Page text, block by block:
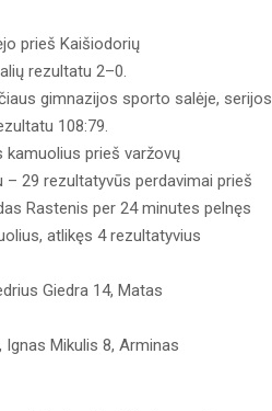
prieš Kaišiodorių
rezultatu 2–0.
gimnazijos sporto salėje, serijos
108:79.
kamuolius prieš varžovų
29 rezultatyvūs perdavimai prieš
Rastenis per 24 minutes pelnęs
atlikęs 4 rezultatyvius
Giedra 14, Matas
Ignas Mikulis 8, Arminas